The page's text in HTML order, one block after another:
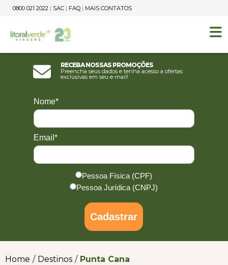
0800 021 2022 | SAC | FAQ | MAIS CONTATOS
Receba nossas promoções
Preencha seus dados e tenha acesso a ofertas
exclusivas em seu e-mail!
Nome*
Email*
Pessoa Física (CPF)
Pessoa Jurídica (CNPJ)
Cadastrar
Home / Destinos / Punta Cana